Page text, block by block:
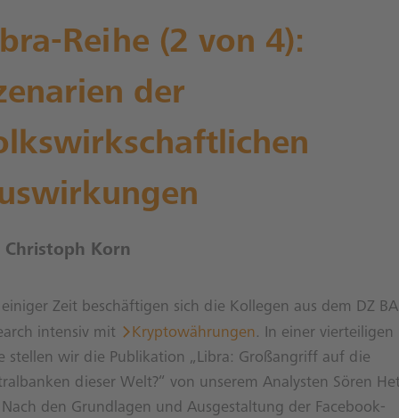
Reihe (2 von 4):
der
Christoph Korn
Zeit beschäftigen sich die Kollegen aus dem DZ
intensiv mit
Kryptowährungen. In einer vierteiligen
stellen wir die Publikation „Libra: Großangriff auf die
dieser Welt?“ von unserem Analysten Sören
den Grundlagen und Ausgestaltung der Facebook-